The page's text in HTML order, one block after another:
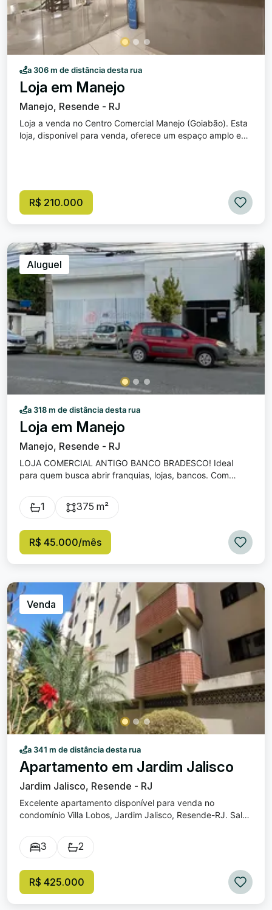
a 306 m de distância desta rua
Loja em Manejo
Manejo, Resende - RJ
Loja a venda no Centro Comercial Manejo (Goiabão). Esta
loja, disponível para venda, oferece um espaço amplo e
marca. Localizada em um dos bairros mais desenvolvidos
da região, a loja está cercada por uma vibrante
primeiro andar, com mais visibilidade e acessibilidade para
todos. Atualmente alugada, ideal para investidores ou
para o seu negócio. Venha conhecer!
R$ 210.000
Aluguel
a 318 m de distância desta rua
Loja em Manejo
Manejo, Resende - RJ
LOJA COMERCIAL ANTIGO BANCO BRADESCO! Ideal
para quem busca abrir franquias, lojas, bancos. Com
localização no coração do Manejo! A loja tem 375 m2 de
uso + subsolo com garagem de mais 375m².
1 375 m²
R$ 45.000/mês
Venda
a 341 m de distância desta rua
Apartamento em Jardim Jalisco
Jardim Jalisco, Resende - RJ
Excelente apartamento disponível para venda no
condomínio Villa Lobos, Jardim Jalisco, Resende-RJ. Sala
de serviço com banheiro / 01 vaga de garagem.
Condomínio possui: Piscina Sauna / Playground / Salão de
3 2
R$ 425.000